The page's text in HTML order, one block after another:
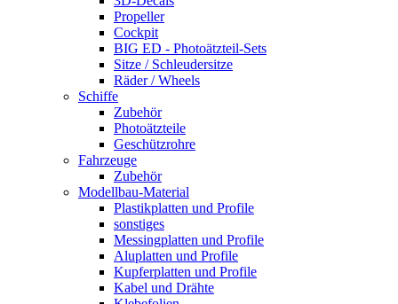
Propeller
Cockpit
BIG ED - Photoätzteil-Sets
Sitze / Schleudersitze
Räder / Wheels
Schiffe
Zubehör
Photoätzteile
Geschützrohre
Fahrzeuge
Zubehör
Modellbau-Material
Plastikplatten und Profile
sonstiges
Messingplatten und Profile
Aluplatten und Profile
Kupferplatten und Profile
Kabel und Drähte